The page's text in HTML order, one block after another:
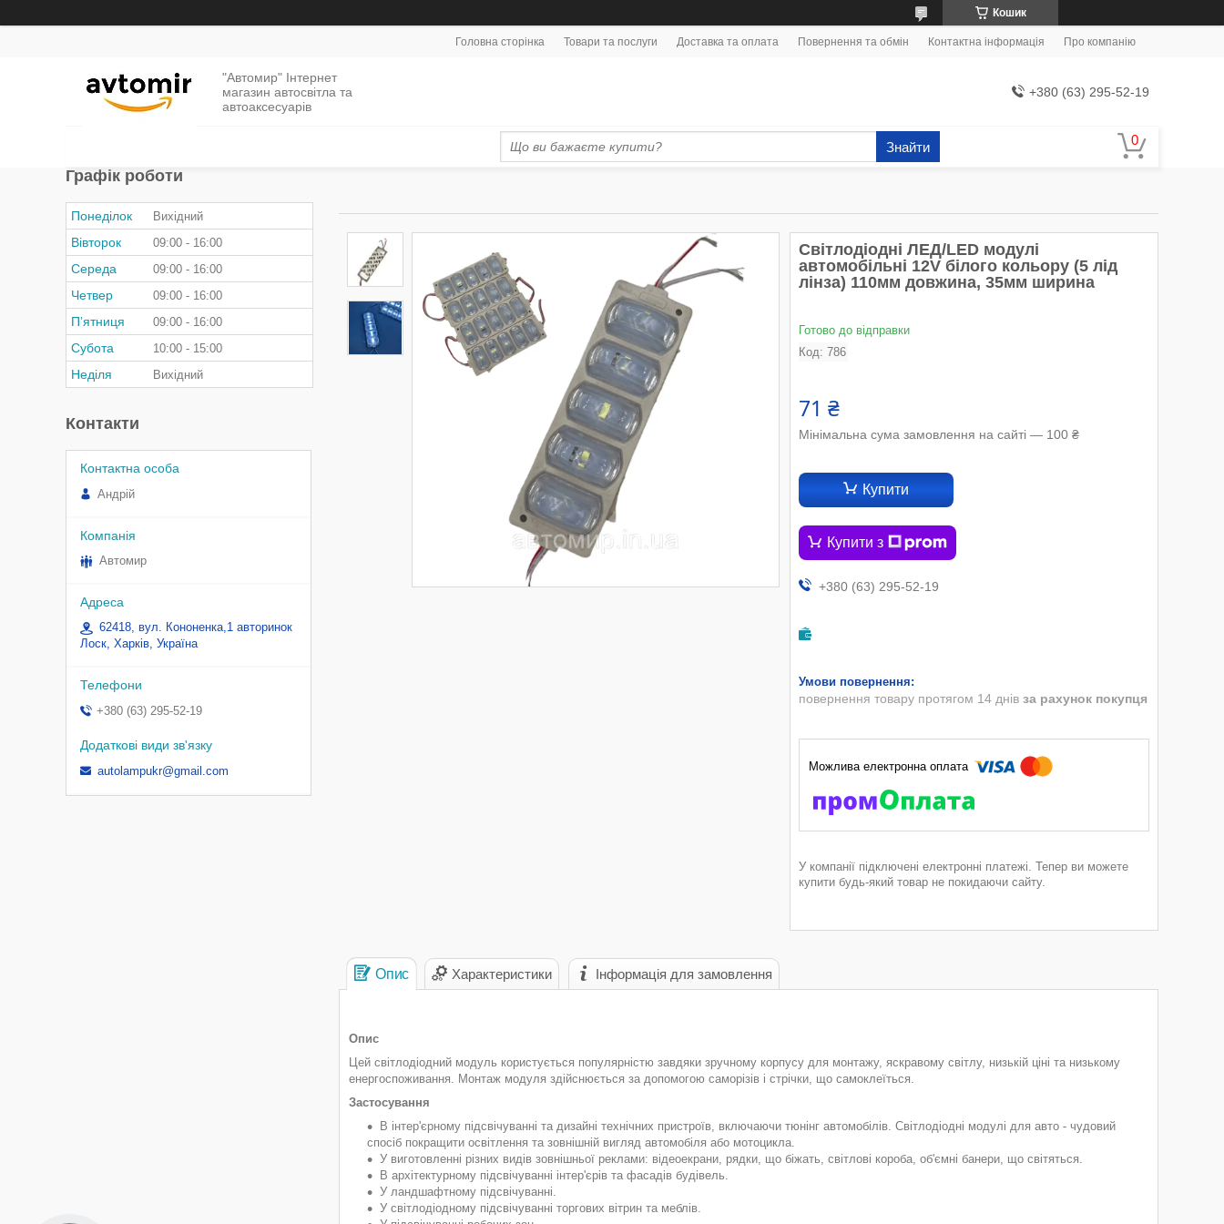
Кошик
Головна сторінка Товари та послуги Доставка та оплата Повернення та обмін Контактна інформація Про компанію
"Автомир" Інтернет
магазин автосвітла та
автоаксесуарів
+380 (63) 295-52-19
Знайти
Світлодіодні ЛЕД/LED модулі
автомобільні 12V білого кольору (5 лід
лінза) 110мм довжина, 35мм ширина
Готово до відправки
Код: 786
71 ₴
Мінімальна сума замовлення на сайті — 100 ₴
Купити
Купити з
+380 (63) 295-52-19
повернення товару протягом 14 днів за рахунок покупця
У компанії підключені електронні платежі. Тепер ви можете
купити будь-який товар не покидаючи сайту.
Опис Характеристики Інформація для замовлення
Опис
Цей світлодіодний модуль користується популярністю завдяки зручному корпусу для монтажу, яскравому світлу, низькій ціні та низькому
енергоспоживання. Монтаж модуля здійснюється за допомогою саморізів і стрічки, що самоклеїться.
Застосування
В інтер'єрному підсвічуванні та дизайні технічних пристроїв, включаючи тюнінг автомобілів. Світлодіодні модулі для авто - чудовий
спосіб покращити освітлення та зовнішній вигляд автомобіля або мотоцикла.
У виготовленні різних видів зовнішньої реклами: відеоекрани, рядки, що біжать, світлові короба, об'ємні банери, що світяться.
В архітектурному підсвічуванні інтер'єрів та фасадів будівель.
У ландшафтному підсвічуванні.
У світлодіодному підсвічуванні торгових вітрин та меблів.
Графік роботи
Понеділок Вихідний
Вівторок 09:00 16:00
Середа 09:00 16:00
Четвер 09:00 16:00
Пʼятниця 09:00 16:00
Субота 10:00 15:00
Неділя Вихідний
Контакти
Андрій
Автомир
62418, вул. Кононенка,1 авторинок
Лоск, Харків, Україна
+380 (63) 295-52-19
autolampukr@gmail.com